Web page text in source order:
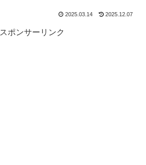
2025.03.14 2025.12.07
スポンサーリンク